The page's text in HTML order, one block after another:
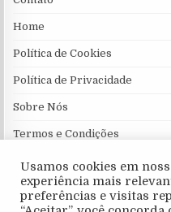
Home
Política de Cookies
Política de Privacidade
Sobre Nós
Termos e Condições
Usamos cookies em
experiência mais
preferências e visitas